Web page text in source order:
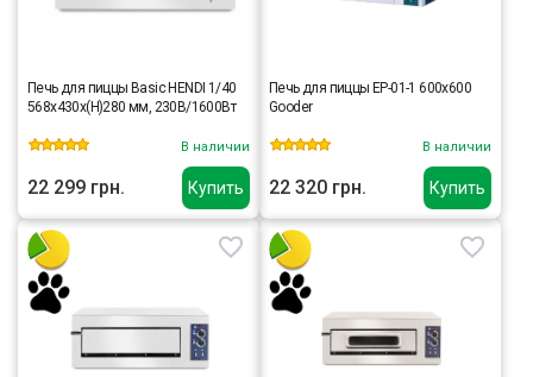
Купить
Печь для пиццы Basic HENDI 1/40
568x430x(H)280 мм, 230В/1600Вт
В наличии
22 299 грн. Купить
Печь для пиццы EP-01-1 600x600
Gooder
В наличии
22 320 грн.